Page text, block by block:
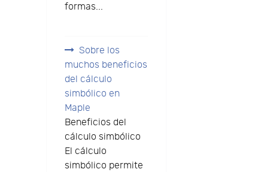
formas...
Sobre los
muchos beneficios
del cálculo
simbólico en
Maple
Beneficios del
cálculo simbólico
El cálculo
simbólico permite